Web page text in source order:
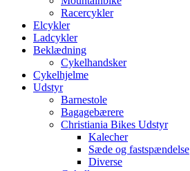
Racercykler
Elcykler
Ladcykler
Beklædning
Cykelhandsker
Cykelhjelme
Udstyr
Barnestole
Bagagebærere
Christiania Bikes Udstyr
Kalecher
Sæde og fastspændelse
Diverse